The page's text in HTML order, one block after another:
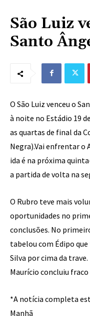
São Luiz
Santo
O São Luiz venceu o
à noite no Estádio 19
as quartas de final da
Negra).Vai enfrentar o
ida é na próxima
a partida de volta na
O Rubro teve mais
oportunidades no
conclusões. No
tabelou com Édipo
Silva por cima da
Maurício concluiu
*A notícia completa
Manhã